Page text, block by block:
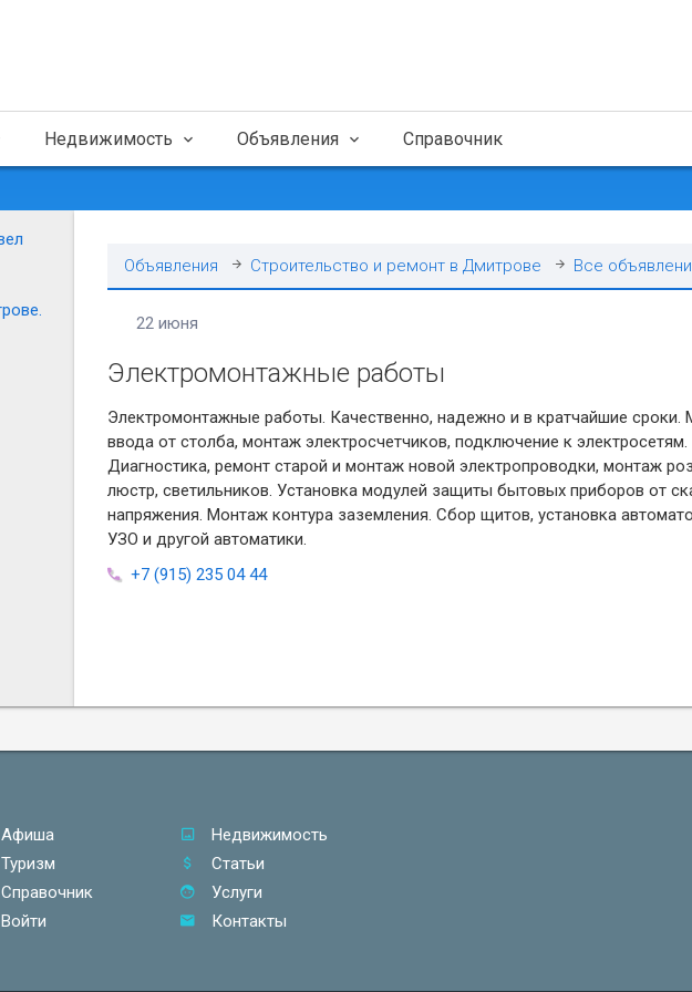
Недвижимость Объявления Справочник
Объявления Строительство и ремонт в Дмитрове Все
22 июня
Электромонтажные работы
Электромонтажные работы. Качественно, надежно и в кратчайшие сроки.
ввода от столба, монтаж электросчетчиков, подключение к электросетям.
Диагностика, ремонт старой и монтаж новой электропроводки, монтаж
люстр, светильников. Установка модулей защиты бытовых приборов от
напряжения. Монтаж контура заземления. Сбор щитов, установка
УЗО и другой автоматики.
+7 (915) 235 04 44
Афиша
Недвижимость
Туризм
Статьи
Справочник
Услуги
Войти Контакты